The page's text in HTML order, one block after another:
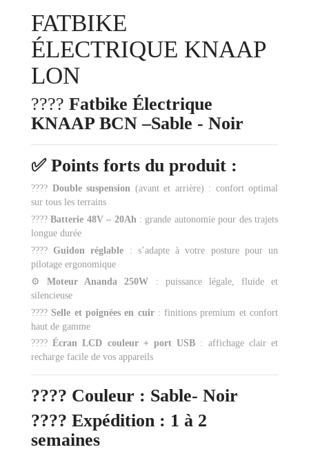
FATBIKE
ÉLECTRIQUE KNAAP
LON
???? Fatbike Électrique
KNAAP BCN –Sable - Noir
✅ Points forts du produit :
???? Double suspension (avant et arrière) : confort optimal
sur tous les terrains
????Batterie 48V – 20Ah : grande autonomie pour des trajets
longue durée
????Guidon réglable : s’adapte à votre posture pour un
pilotage ergonomique
⚙️Moteur Ananda 250W : puissance légale, fluide et
silencieuse
????️Selle et poignées en cuir: finitions premium et confort
haut de gamme
????Écran LCD couleur + port USB : affichage clair et
recharge facile de vos appareils
???? Couleur : Sable- Noir
???? Expédition : 1 à 2
semaines